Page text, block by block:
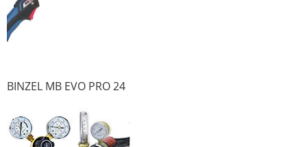
BINZEL MB EVO PRO 24